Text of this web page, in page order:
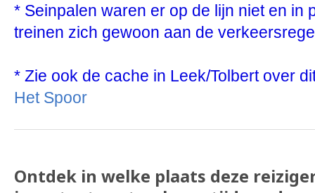
* Seinpalen waren er op de lijn niet en in
treinen zich gewoon aan de
* Zie ook de cache in Leek/Tolbert over
Het Spoor
Ontdek in welke plaats deze